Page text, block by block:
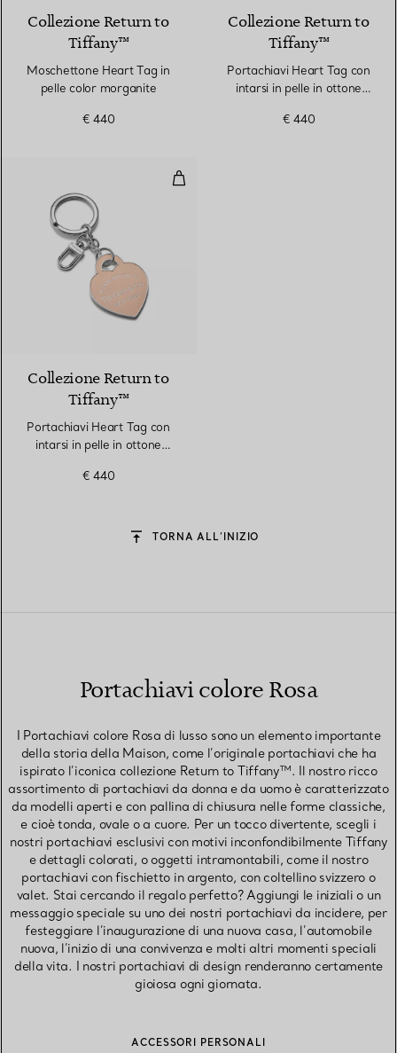
Collezione Return to
Tiffany™
Moschettone Heart Tag in
pelle color morganite
€ 440
Collezione Return to
Tiffany™
Portachiavi Heart Tag con
intarsi in pelle in ottone
€ 440
Portachiavi Heart Tag con
Collezione Return to
Tiffany™
Portachiavi Heart Tag con
intarsi in pelle in ottone
€ 440
TORNA ALL’INIZIO
Portachiavi colore Rosa
I Portachiavi colore Rosa di lusso sono un elemento importante
della storia della Maison, come l’originale portachiavi che ha
ispirato l’iconica collezione Return to Tiffany™. Il nostro ricco
assortimento di portachiavi da donna e da uomo è caratterizzato
da modelli aperti e con pallina di chiusura nelle forme classiche,
e cioè tonda, ovale o a cuore. Per un tocco divertente, scegli i
nostri portachiavi esclusivi con motivi inconfondibilmente Tiffany
e dettagli colorati, o oggetti intramontabili, come il nostro
portachiavi con fischietto in argento, con coltellino svizzero o
valet. Stai cercando il regalo perfetto? Aggiungi le iniziali o un
messaggio speciale su uno dei nostri portachiavi da incidere, per
festeggiare l’inaugurazione di una nuova casa, l’automobile
nuova, l’inizio di una convivenza e molti altri momenti speciali
della vita. I nostri portachiavi di design renderanno certamente
gioiosa ogni giornata.
ACCESSORI PERSONALI